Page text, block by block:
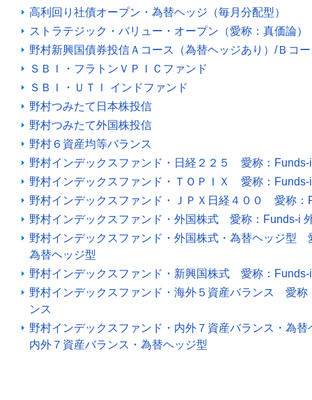
高利回り社債オープン・為替ヘッジ（毎月分配型）
ストラテジック・バリュー・オープン（愛称：真価論）
野村新興国債券投信Ａコース（為替ヘッジあり）/Ｂコ
ＳＢＩ・フラトンＶＰＩＣファンド
ＳＢＩ・ＵＴＩ インドファンド
野村つみたて日本株投信
野村つみたて外国株投信
野村６資産均等バランス
野村インデックスファンド・日経２２５ 愛称：Funds-
野村インデックスファンド・ＴＯＰＩＸ 愛称：Funds-
野村インデックスファンド・ＪＰＸ日経４００ 愛称：
野村インデックスファンド・外国株式 愛称：Funds-i
野村インデックスファンド・外国株式・為替ヘッジ型
為替ヘッジ型
野村インデックスファンド・新興国株式 愛称：Funds-
野村インデックスファンド・海外５資産バランス 愛称
ンス
野村インデックスファンド・内外７資産バランス・為
内外７資産バランス・為替ヘッジ型